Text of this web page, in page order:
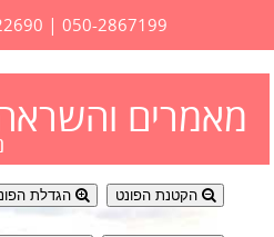
050-2867199
|
הקטנת הפונט הגדלת
מאמרים